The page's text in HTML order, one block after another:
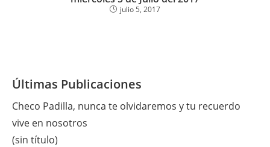
julio 5, 2017
Últimas Publicaciones
Checo Padilla, nunca te olvidaremos y tu recuerdo
vive en nosotros
(sin título)